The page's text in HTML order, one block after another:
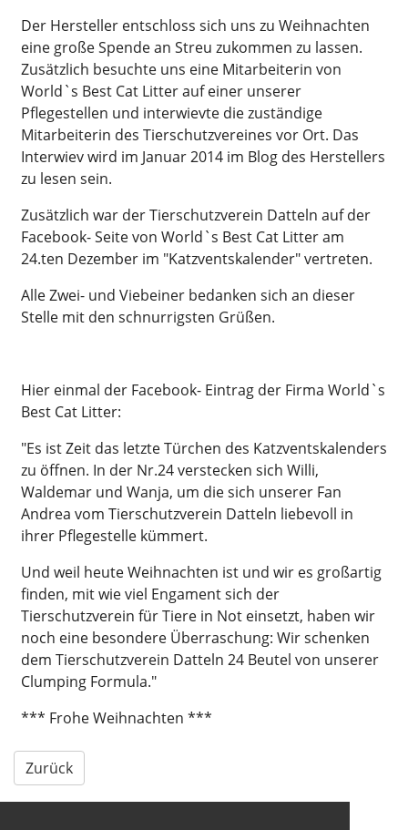
Der Hersteller entschloss sich uns zu Weihnachten
eine große Spende an Streu zukommen zu lassen.
Zusätzlich besuchte uns eine Mitarbeiterin von
World`s Best Cat Litter auf einer unserer
Pflegestellen und interwievte die zuständige
Mitarbeiterin des Tierschutzvereines vor Ort. Das
Interwiev wird im Januar 2014 im Blog des Herstellers
zu lesen sein.
Zusätzlich war der Tierschutzverein Datteln auf der
Facebook- Seite von World`s Best Cat Litter am
24.ten Dezember im "Katzventskalender" vertreten.
Alle Zwei- und Viebeiner bedanken sich an dieser
Stelle mit den schnurrigsten Grüßen.
Hier einmal der Facebook- Eintrag der Firma World`s
Best Cat Litter:
"Es ist Zeit das letzte Türchen des Katzventskalenders
zu öffnen. In der Nr.24 verstecken sich Willi,
Waldemar und Wanja, um die sich unserer Fan
Andrea vom Tierschutzverein Datteln liebevoll in
ihrer Pflegestelle kümmert.
Und weil heute Weihnachten ist und wir es großartig
finden, mit wie viel Engament sich der
Tierschutzverein für Tiere in Not einsetzt, haben wir
noch eine besondere Überraschung: Wir schenken
dem Tierschutzverein Datteln 24 Beutel von unserer
Clumping Formula."
*** Frohe Weihnachten ***
Zurück